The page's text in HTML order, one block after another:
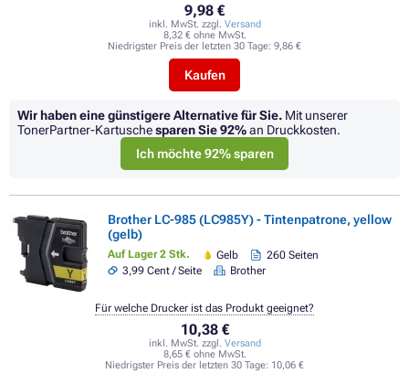
9,98 €
inkl. MwSt. zzgl. Versand
8,32 € ohne MwSt.
Niedrigster Preis der letzten 30 Tage: 9,86 €
Kaufen
Wir haben eine günstigere Alternative für Sie. Mit unserer
TonerPartner-Kartuschesparen Sie92%an Druckkosten.
Ich möchte 92% sparen
Brother LC-985 (LC985Y) - Tintenpatrone, yellow
(gelb)
Auf Lager 2 Stk. Gelb
260 Seiten
3,99 Cent / Seite
Brother
10,38 €
inkl. MwSt. zzgl. Versand
8,65 € ohne MwSt.
Niedrigster Preis der letzten 30 Tage: 10,06 €
Für welche Drucker ist das Produkt geeignet?